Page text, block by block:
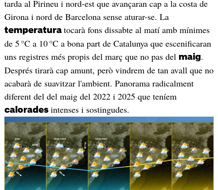
tarda al Pirineu i nord-est que avançaran cap a la costa de
Girona i nord de Barcelona sense aturar-se. La
temperatura tocarà fons dissabte al matí amb mínimes
de 5 °C a 10 °C a bona part de Catalunya que escenificaran
uns registres més propis del març que no pas del maig.
Després tirarà cap amunt, però vindrem de tan avall que no
acabarà de suavitzar l'ambient. Panorama radicalment
diferent del del maig del 2022 i 2025 que teníem
calorades intenses i sostingudes.